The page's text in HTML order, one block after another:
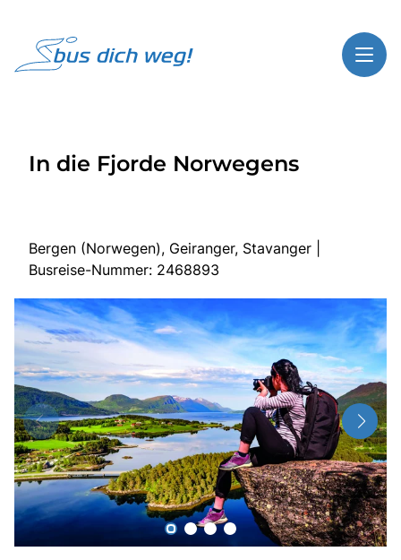
Highlights
Start
Busreisen
Bus mieten
Gutscheinshop
Über bus dich weg!
Radio!
Sie befinden sich in:
In die Fjorde Norwegens
Bergen (Norwegen), Geiranger, Stavanger |
Busreise-Nummer: 2468893